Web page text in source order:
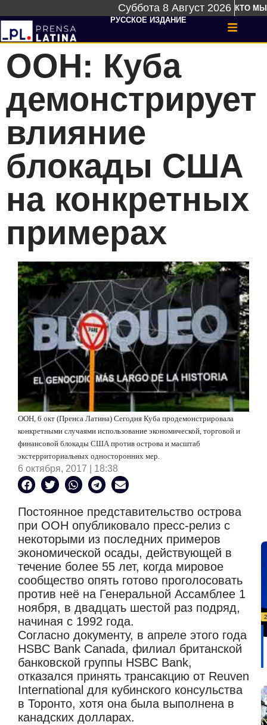
Суббота 8 Август 2026 КТО МЫ
РУССКОЕ ИЗДАНИЕ
ООН: Куба
демонстрирует
влияние
блокады США
на конкретных
примерах
ООН, 6 окт (Пренса Латина) Сегодня Куба продемонстрировала
конкретными случаями использование экономической, торговой и
финансовой блокады США против острова и масштаб
экстерриториальных односторонних мер.
6 октября, 2017 | 18:38
Постоянное представительство острова
при ООН опубликовало пресс-релиз с
некоторыми из последних примеров
экономической осады, действующей в
течение более 55 лет, когда мировое
сообщество опять готово проголосовать
против неё на Генеральной Ассамблее 1
ноября, в двадцать шестой раз подряд,
начиная с 1992 года.
Согласно документу, в апреле этого года
HSBC Bank Canada, филиал британской
банковской группы HSBC Bank,
отказался принять трансакцию от Reuven
International для кубинского консульства
в Торонто, хотя она была выполнена в
канадских долларах.